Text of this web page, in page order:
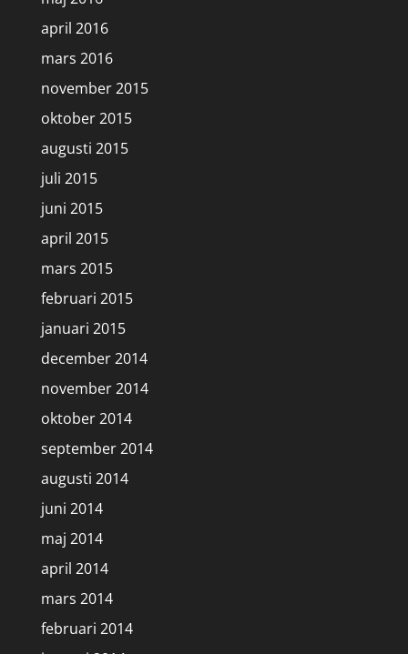
april 2016
mars 2016
november 2015
oktober 2015
augusti 2015
juli 2015
juni 2015
april 2015
mars 2015
februari 2015
januari 2015
december 2014
november 2014
oktober 2014
september 2014
augusti 2014
juni 2014
maj 2014
april 2014
mars 2014
februari 2014